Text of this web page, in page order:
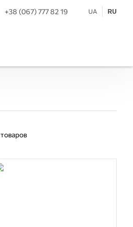
+38 (067) 777 82 19 UA RU
товаров